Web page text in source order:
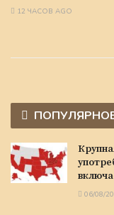
12 ЧАСОВ AGO
06/08/